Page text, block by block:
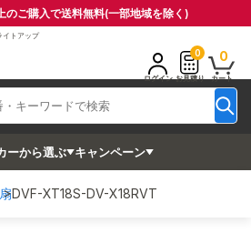
ご購入で送料無料(一部地域を除く)
イトアップ
ログイン
0
お見積り
0
カート
ーから選ぶ キャンペーン
DVF-XT18S-DV-X18RVT